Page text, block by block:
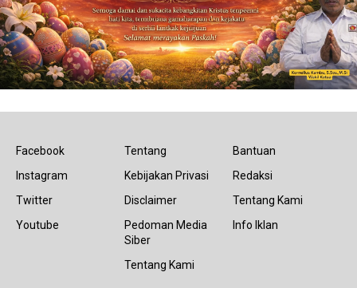
Facebook
Instagram
Twitter
Youtube
Tentang
Kebijakan Privasi
Disclaimer
Pedoman Media
Siber
Tentang Kami
Bantuan
Redaksi
Tentang Kami
Info Iklan